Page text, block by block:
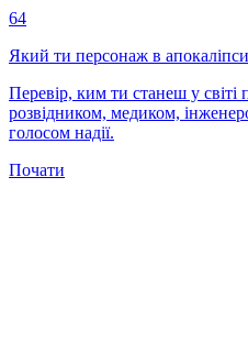
64
Який ти персонаж в
Перевір, ким ти станеш у світі
розвідником, медиком,
голосом надії.
Почати